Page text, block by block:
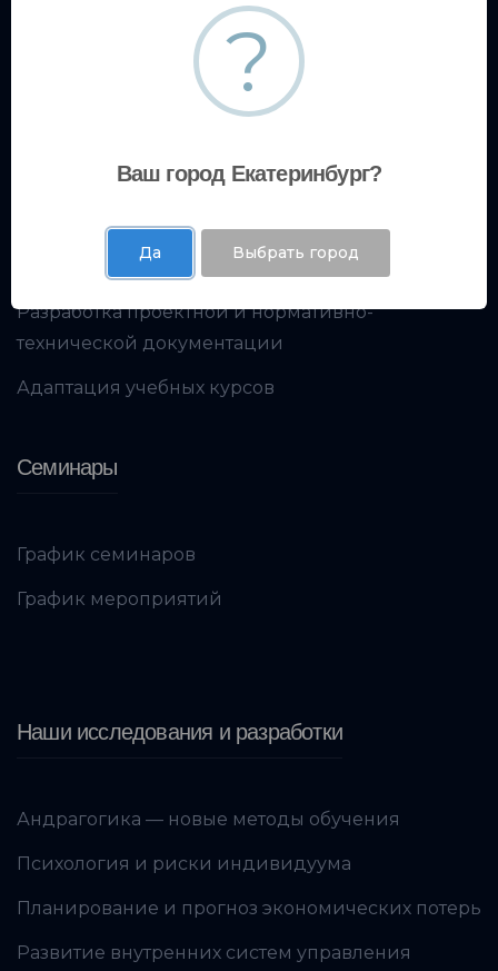
Образовательный центр
Кадровое консультирование
Испытательная лаборатория
Экологический центр
Разработка проектной и нормативно-
технической документации
Адаптация учебных курсов
Семинары
График семинаров
График мероприятий
Наши исследования и разработки
Андрагогика — новые методы обучения
Психология и риски индивидуума
Планирование и прогноз экономических потерь
Развитие внутренних систем управления
?
Ваш город Екатеринбург?
Да Выбрать город